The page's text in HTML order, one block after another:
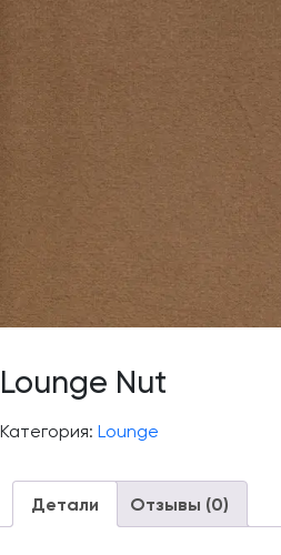
Lounge Nut
Категория: Lounge
Детали Отзывы (0)